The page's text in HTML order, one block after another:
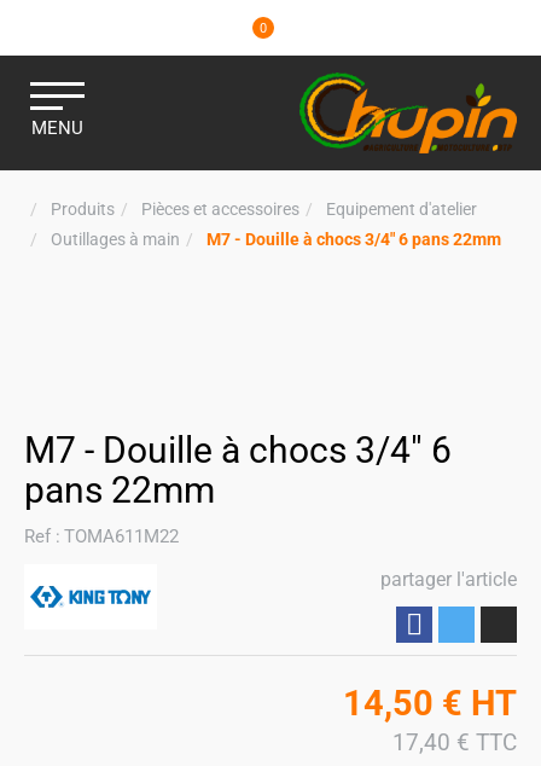
0
MENU
Produits Pièces et accessoires
Equipement d'atelier
Outillages à main
M7 - Douille à chocs 3/4" 6 pans 22mm
M7 - Douille à chocs 3/4" 6
pans 22mm
Ref : TOMA611M22
partager l'article
14,50 € HT
17,40 € TTC